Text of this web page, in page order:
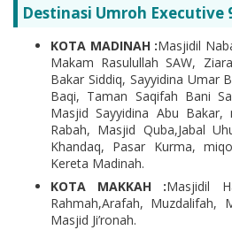
Destinasi Umroh Executive
KOTA MADINAH :Masjidil
Makam Rasulullah SAW,
Bakar Siddiq, Sayyidina Umar
Baqi, Taman Saqifah Bani
Masjid Sayyidina Abu
Rabah, Masjid Quba,Jabal
Khandaq, Pasar Kurma,
Kereta Madinah.
KOTA MAKKAH :Masjidil
Rahmah,Arafah, Muzdalifah,
Masjid Ji’ronah.